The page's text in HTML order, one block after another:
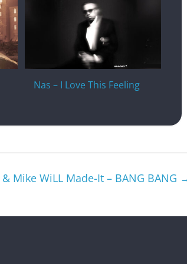
Nas – I Love This Feeling
Mike WiLL Made-It – BANG BANG